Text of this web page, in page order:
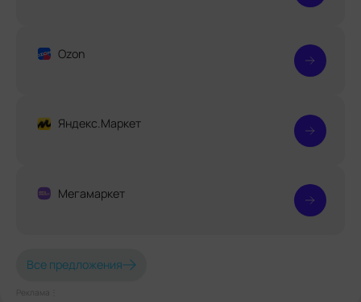
Ozon
Яндекс.Маркет
Мегамаркет
Все предложения
Реклама⋮